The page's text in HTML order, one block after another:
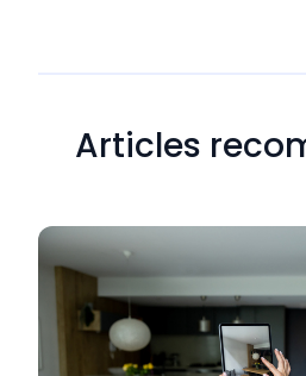
Articles